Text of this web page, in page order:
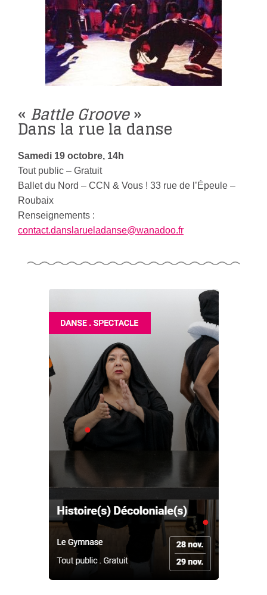
« Battle Groove»
Dans la rue la danse
Samedi 19 octobre, 14h
Tout public – Gratuit
Ballet du Nord – CCN & Vous ! 33 rue de l’Épeule –
Roubaix
Renseignements :
contact.danslarueladanse@wanadoo.fr